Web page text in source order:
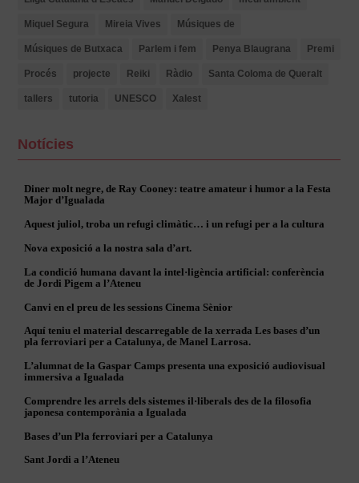
Miquel Segura Mireia Vives Músiques de
Músiques de Butxaca Parlem i fem Penya Blaugrana Premi
Procés projecte Reiki Ràdio Santa Coloma de Queralt
tallers tutoria UNESCO Xalest
Notícies
Diner molt negre, de Ray Cooney: teatre amateur i humor a la Festa
Major d’Igualada
Aquest juliol, troba un refugi climàtic… i un refugi per a la cultura
Nova exposició a la nostra sala d’art.
La condició humana davant la intel·ligència artificial: conferència
de Jordi Pigem a l’Ateneu
Canvi en el preu de les sessions Cinema Sènior
Aquí teniu el material descarregable de la xerrada Les bases d’un
pla ferroviari per a Catalunya, de Manel Larrosa.
L’alumnat de la Gaspar Camps presenta una exposició audiovisual
immersiva a Igualada
Comprendre les arrels dels sistemes il·liberals des de la filosofia
japonesa contemporània a Igualada
Bases d’un Pla ferroviari per a Catalunya
Sant Jordi a l’Ateneu